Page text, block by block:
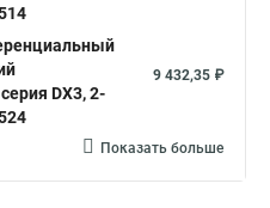
DX3, 2-
9 432,35 ₽
Показать больше